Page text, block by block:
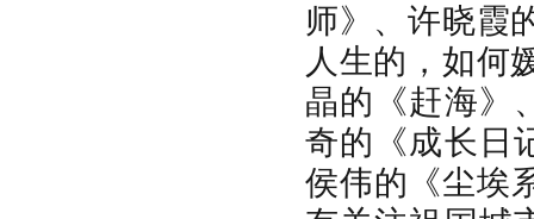
师》、许晓霞
人生的，如何
晶的《赶海》
奇的《成长日
侯伟的《尘埃